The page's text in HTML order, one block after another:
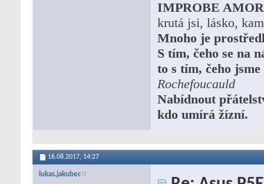
IMPROBE
krutá jsi, lásko,
Mnoho je
S tím, čeho se na
to s tím, čeho
Rochefoucauld
Nabídnout
kdo umírá žízní.
16.08.2017, 14:27
lukas.jakubec